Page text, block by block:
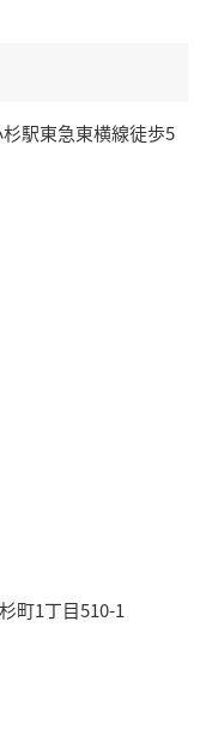
駅東急東横線徒歩5
町1丁目510-1